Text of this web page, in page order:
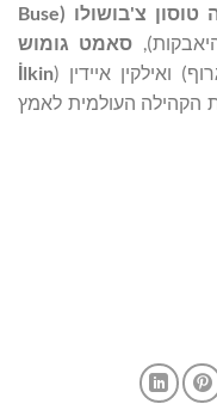
טוסון צ'בושולו (Buse
סאמט גומוש
ואילקין איידין ( İlkin
הקהילה העולמית לאמץ